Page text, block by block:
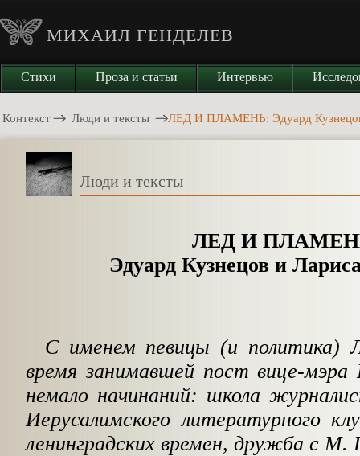
МИХАИЛ ГЕНДЕЛЕВ
Стихи Проза и статьи Интервью
Контекст Люди и тексты ЛЕД И ПЛАМЕНЬ: Эдуард
Люди и тексты
ЛЕД И
Эдуард Кузнецов и
С именем певицы (и политика)
время занимавшей пост вице-мэра
немало начинаний: школа
Иерусалимского литературного
ленинградских времен, дружба с М.